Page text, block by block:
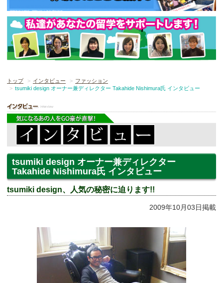
トップ インタビュー
ファッション
tsumiki design オーナー兼ディレクター Takahide Nishimura氏 インタビュー
tsumiki design オーナー兼ディレクター
Takahide Nishimura氏 インタビュー
tsumiki design、人気の秘密に迫ります!!
2009年10月03日掲載